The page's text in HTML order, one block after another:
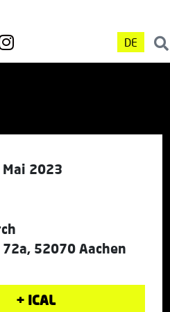
DE
2023
72a, 52070 Aachen
+ ICAL